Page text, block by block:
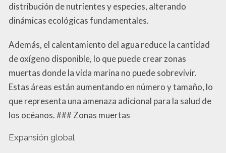
distribución de nutrientes y especies, alterando
dinámicas ecológicas fundamentales.
Además, el calentamiento del agua reduce la cantidad
de oxígeno disponible, lo que puede crear zonas
muertas donde la vida marina no puede sobrevivir.
Estas áreas están aumentando en número y tamaño, lo
que representa una amenaza adicional para la salud de
los océanos. ### Zonas muertas
Expansión global